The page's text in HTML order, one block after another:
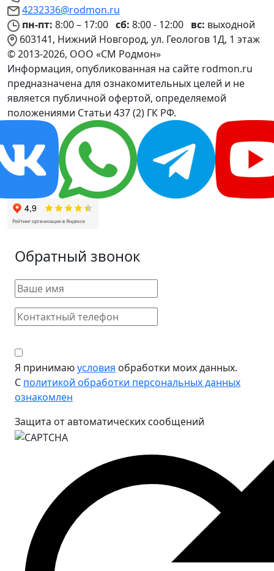
4232336@rodmon.ru
пн-пт: 8:00 – 17:00 сб: 8:00 - 12:00 вс: выходной
603141, Нижний Новгород, ул. Геологов 1Д, 1 этаж
© 2013-2026, ООО «СМ Родмон»
Информация, опубликованная на сайте rodmon.ru
предназначена для ознакомительных целей и не
является публичной офертой, определяемой
положениями Статьи 437 (2) ГК РФ.
Обратный звонок
Я принимаюусловия обработки моих данных.
С политикой обработки персональных данных
ознакомлен
Защита от автоматических сообщений